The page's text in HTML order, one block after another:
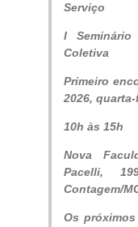
Serviço
I Seminário
Coletiva
Primeiro
2026, quarta-
10h às 15h
Nova
Pacelli,
Contagem/
Os